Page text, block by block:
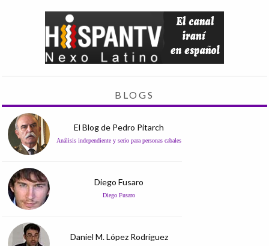
BLOGS
El Blog de Pedro Pitarch
Análisis independiente y serio para personas cabales
Diego Fusaro
Diego Fusaro
Daniel M. López Rodríguez